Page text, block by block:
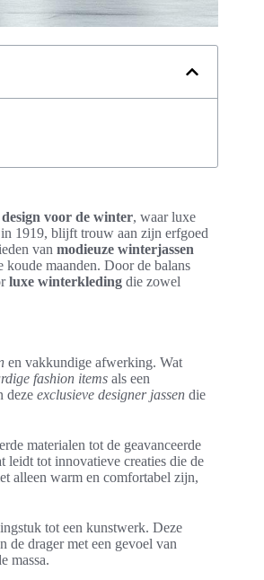
voor de winter, waar luxe
1919, blijft trouw aan zijn erfgoed
van modieuze winterjassen
maanden. Door de balans
luxe winterkleding die zowel
en vakkundige afwerking. Wat
fashion items als een
deze exclusieve designer jassen die
materialen tot de geavanceerde
leidt tot innovatieve creaties die de
alleen warm en comfortabel zijn,
tot een kunstwerk. Deze
de drager met een gevoel van
massa.